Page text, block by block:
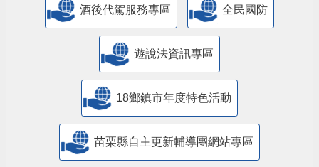
酒後代駕服務專區 全民國防
遊說法資訊專區
18鄉鎮市年度特色活動
苗栗縣自主更新輔導團網站專區